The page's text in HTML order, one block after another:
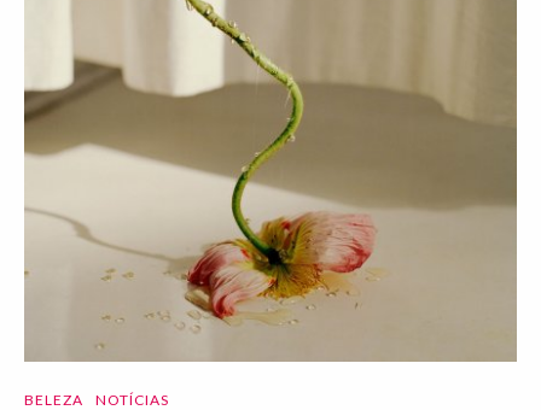
BELEZA NOTÍCIAS